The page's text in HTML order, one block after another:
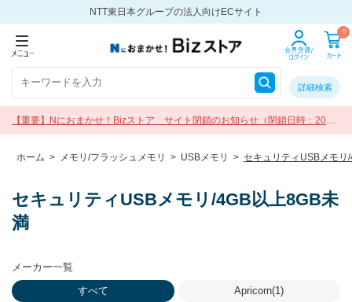
NTT東日本グループの法人向けECサイト
0
詳細検索
【重要】Nにおまかせ！Bizストア サイト閉鎖のお知らせ（閉鎖日時：2026
年9月30日 17:00）
ホーム > メモリ/フラッシュメモリ > USBメモリ > セキュリティUSBメモリ
セキュリティUSBメモリ/4GB以上8GB未
満
メーカー一覧
すべて
Apricorn(1)